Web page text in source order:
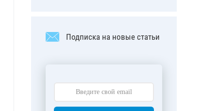
Подписка на новые статьи